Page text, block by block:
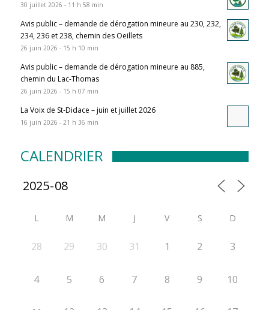
30 juillet 2026 - 11 h 58 min
Avis public – demande de dérogation mineure au 230, 232,
234, 236 et 238, chemin des Oeillets
26 juin 2026 - 15 h 10 min
Avis public – demande de dérogation mineure au 885,
chemin du Lac-Thomas
26 juin 2026 - 15 h 07 min
La Voix de St-Didace – juin et juillet 2026
16 juin 2026 - 21 h 36 min
CALENDRIER
L M M J V S D
28 29 30 31 1 2 3
4 5 6 7 8 9 10